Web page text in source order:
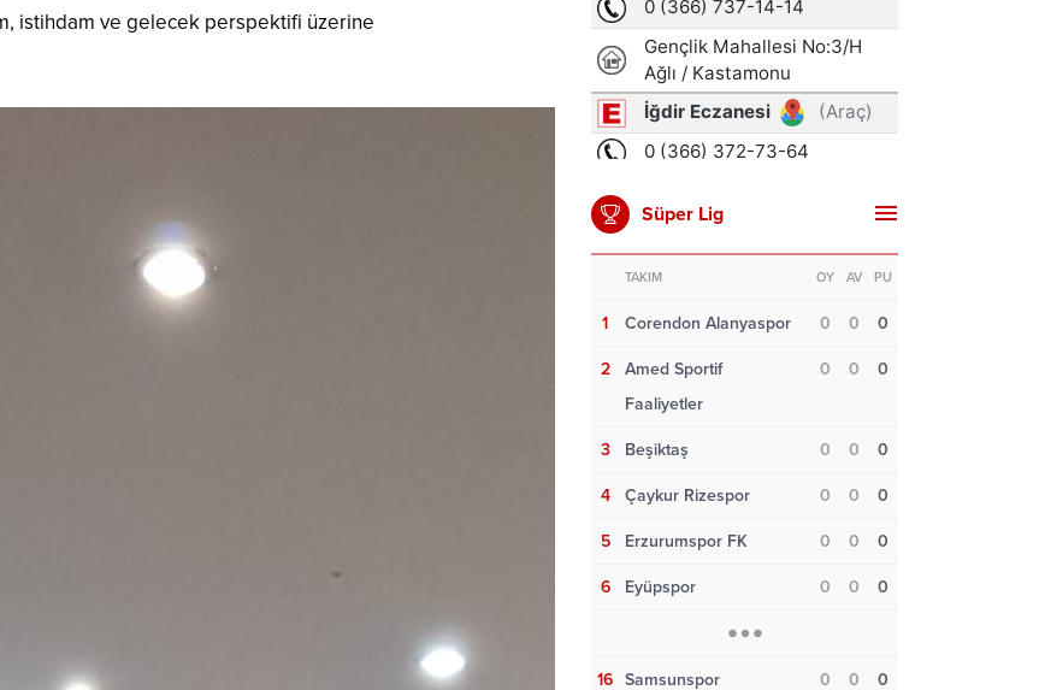
istihdam ve gelecek perspektifi üzerine
Süper Lig
TAKIM OY AV PU
1 Corendon Alanyaspor 0 0 0
2
Amed Sportif
Faaliyetler
0 0 0
3 Beşiktaş 0 0 0
4 Çaykur Rizespor 0 0 0
5 Erzurumspor FK 0 0 0
6 Eyüpspor 0 0 0
16 Samsunspor 0 0 0